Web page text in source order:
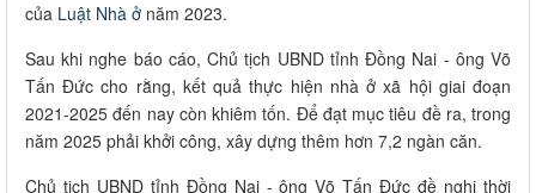
của Luật Nhà ở năm 2023.
Sau khi nghe báo cáo, Chủ tịch UBND tỉnh Đồng Nai - ông Võ
Tấn Đức cho rằng, kết quả thực hiện nhà ở xã hội giai đoạn
2021-2025 đến nay còn khiêm tốn. Để đạt mục tiêu đề ra, trong
năm 2025 phải khởi công, xây dựng thêm hơn 7,2 ngàn căn.
Chủ tịch UBND tỉnh Đồng Nai - ông Võ Tấn Đức đề nghị thời